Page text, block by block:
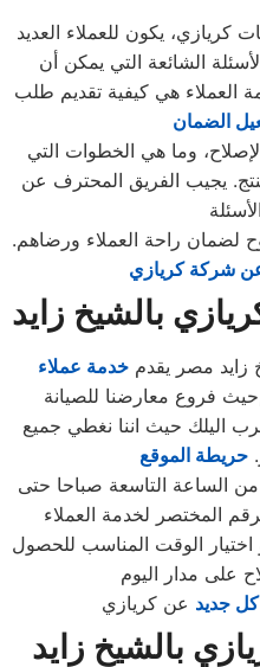
كريازي، يكون للعملاء العديد
الشائعة التي يمكن أن
العملاء هي كيفية تقديم طلب
الضمان
وما هي الخطوات التي
يجيب الفريق المحترف عن
لضمان راحة العملاء ورضاهم.
شركة كريازي
بالشيخ زايد
زايد مصر يقدم خدمة عملاء
فروع معارضنا للصيانة
اليلك حيث اننا نغطي جميع
حريطة الموقع
من الساعة التاسعة صباحا حتى
اختيار الوقت المناسب للحصول
على مدار اليوم
جديد عن كريازي
بالشيخ زايد